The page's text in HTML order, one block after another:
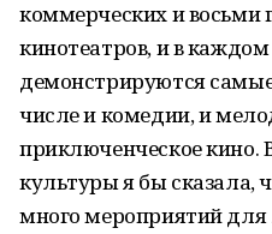
коммерческих и восьми
кинотеатров, и в каждом
демонстрируются
числе и комедии, и
приключенческое кино.
культуры я бы сказала,
много мероприятий